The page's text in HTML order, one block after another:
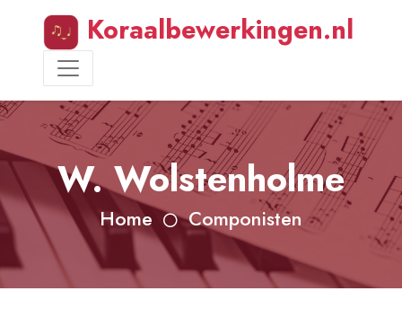
Koraalbewerkingen.nl
W. Wolstenholme
Home Componisten